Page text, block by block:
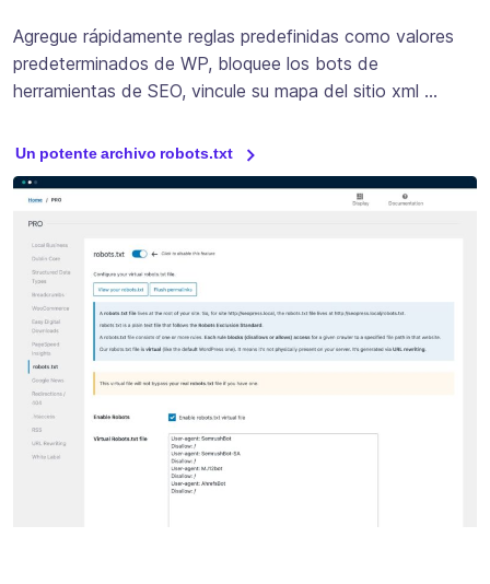
Agregue rápidamente reglas predefinidas como valores
predeterminados de WP, bloquee los bots de
herramientas de SEO, vincule su mapa del sitio xml …
Un potente archivo robots.txt